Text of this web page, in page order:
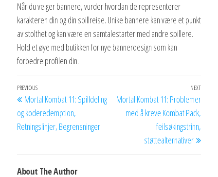
Når du velger bannere, vurder hvordan de representerer
karakteren din og din spillreise. Unike bannere kan være et punkt
av stolthet og kan være en samtalestarter med andre spillere.
Hold et øye med butikken for nye bannerdesign som kan
forbedre profilen din.
Post
navigation
Previous
Post
PREVIOUS
Mortal Kombat 11: Spilldeling
og koderedemption,
Retningslinjer, Begrensninger
Next
NEXT
Mortal Kombat 11: Problemer
med å kreve Kombat Pack,
feilsøkingstrinn,
støttealternativer
About The Author